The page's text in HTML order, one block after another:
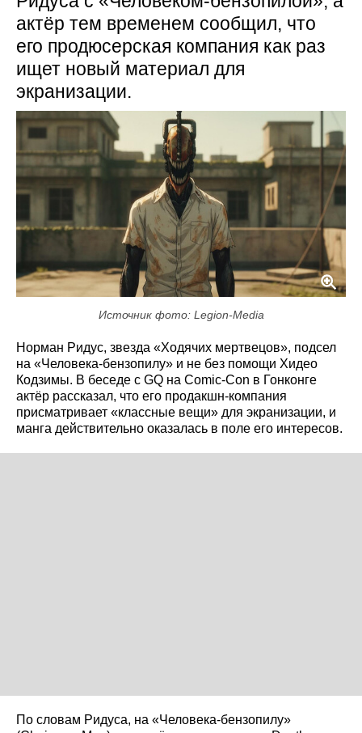
актёр тем временем сообщил, что
его продюсерская компания как раз
ищет новый материал для
экранизации.
Источник фото: Legion-Media
Норман Ридус, звезда «Ходячих мертвецов», подсел
на «Человека-бензопилу» и не без помощи Хидео
Кодзимы. В беседе с GQ на Comic-Con в Гонконге
актёр рассказал, что его продакшн-компания
присматривает «классные вещи» для экранизации, и
манга действительно оказалась в поле его интересов.
По словам Ридуса, на «Человека-бензопилу»